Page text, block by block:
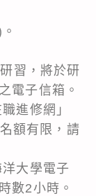
習，將於研
電子信箱。
進修網」
額有限，請
大學電子
數2小時。